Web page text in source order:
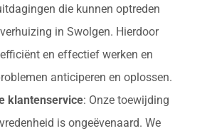
die kunnen optreden
in Swolgen. Hierdoor
en effectief werken en
anticiperen en oplossen.
klantenservice: Onze toewijding
is ongeëvenaard. We